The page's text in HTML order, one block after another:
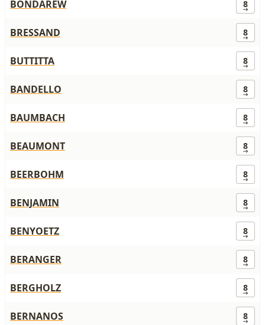
BONDAREW 8
BRESSAND 8
BUTTITTA 8
BANDELLO 8
BAUMBACH 8
BEAUMONT 8
BEERBOHM 8
BENJAMIN 8
BENYOETZ 8
BERANGER 8
BERGHOLZ 8
BERNANOS 8